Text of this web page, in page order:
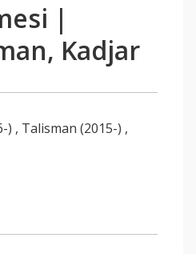
|
Kadjar
) , Talisman (2015-) ,